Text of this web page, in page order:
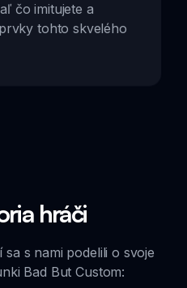
čo imitujete a
tohto skvelého
hráči
s nami podelili o svoje
Bad But Custom: